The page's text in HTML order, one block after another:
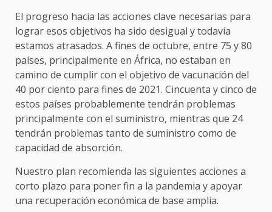
El progreso hacia las acciones clave necesarias para
lograr esos objetivos ha sido desigual y todavía
estamos atrasados. A fines de octubre, entre 75 y 80
países, principalmente en África, no estaban en
camino de cumplir con el objetivo de vacunación del
40 por ciento para fines de 2021. Cincuenta y cinco de
estos países probablemente tendrán problemas
principalmente con el suministro, mientras que 24
tendrán problemas tanto de suministro como de
capacidad de absorción.
Nuestro plan recomienda las siguientes acciones a
corto plazo para poner fin a la pandemia y apoyar
una recuperación económica de base amplia.